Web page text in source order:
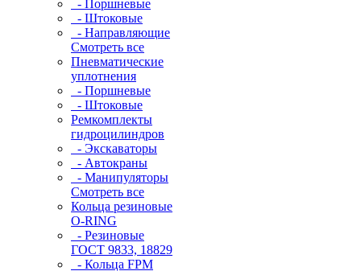
- Поршневые
- Штоковые
- Направляющие
Смотреть все
Пневматические
уплотнения
- Поршневые
- Штоковые
Ремкомплекты
гидроцилиндров
- Экскаваторы
- Автокраны
- Манипуляторы
Смотреть все
Кольца резиновые
O-RING
- Резиновые
ГОСТ 9833, 18829
- Кольца FPM